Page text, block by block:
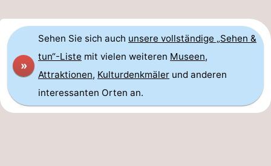
»
Sehen Sie sich auch unsere vollständige „Sehen &
tun“-Liste mit vielen weiteren Museen,
Attraktionen, Kulturdenkmäler und anderen
interessanten Orten an.